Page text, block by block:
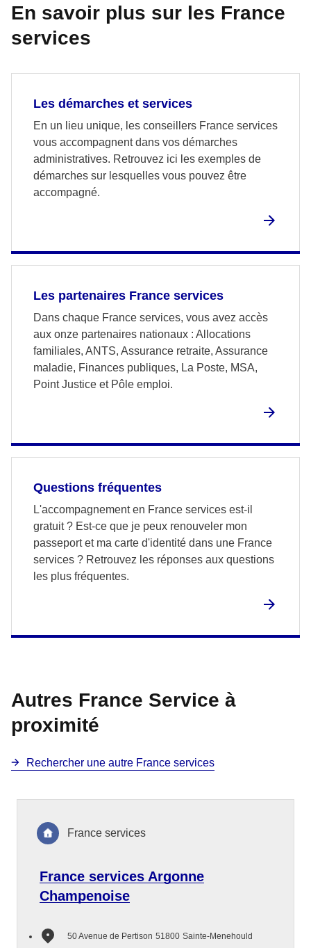
En savoir plus sur les France
services
Les démarches et services
En un lieu unique, les conseillers France services
vous accompagnent dans vos démarches
administratives. Retrouvez ici les exemples de
démarches sur lesquelles vous pouvez être
accompagné.
Les partenaires France services
Dans chaque France services, vous avez accès
aux onze partenaires nationaux : Allocations
familiales, ANTS, Assurance retraite, Assurance
maladie, Finances publiques, La Poste, MSA,
Point Justice et Pôle emploi.
Questions fréquentes
L'accompagnement en France services est-il
gratuit ? Est-ce que je peux renouveler mon
passeport et ma carte d'identité dans une France
services ? Retrouvez les réponses aux questions
les plus fréquentes.
Autres France Service à
proximité
Rechercher une autre France services
France services Argonne
Champenoise
50 Avenue de Pertison 51800 Sainte-Menehould
France services